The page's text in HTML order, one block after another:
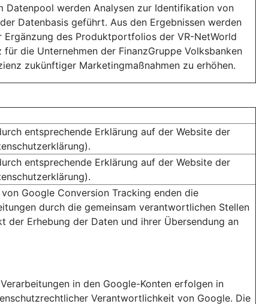
Datenpool werden Analysen zur Identifikation von
Datenbasis geführt. Aus den Ergebnissen werden
des Produktportfolios der VR-NetWorld
die Unternehmen der FinanzGruppe Volksbanken
zukünftiger Marketingmaßnahmen zu erhöhen.
entsprechende Erklärung auf der Website der
entsprechende Erklärung auf der Website der
Google Conversion Tracking enden die
durch die gemeinsam verantwortlichen Stellen
der Erhebung der Daten und ihrer Übersendung an
in den Google-Konten erfolgen in
Verantwortlichkeit von Google. Die